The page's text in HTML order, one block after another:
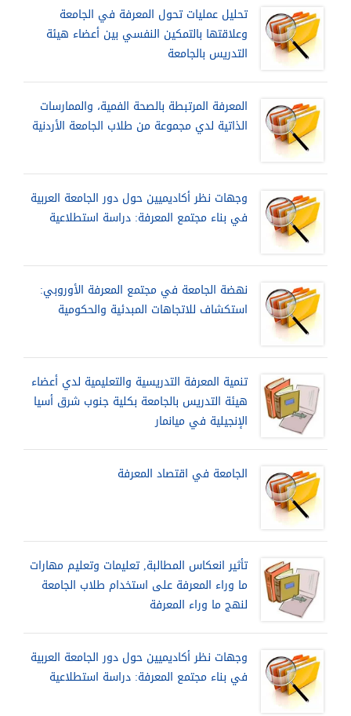
تحليل عمليات تحول المعرفة في الجامعة
وعلاقتها بالتمكين النفسي بين أعضاء هيئة
التدريس بالجامعة
المعرفة المرتبطة بالصحة الفمية، والممارسات
الذاتية لدي مجموعة من طلاب الجامعة الأردنية
وجهات نظر أكاديميين حول دور الجامعة العربية
في بناء مجتمع المعرفة: دراسة استطلاعية
نهضة الجامعة في مجتمع المعرفة الأوروبي:
استكشاف للاتجاهات المبدئية والحكومية
تنمية المعرفة التدريسية والتعليمية لدي أعضاء
هيئة التدريس بالجامعة بكلية جنوب شرق أسيا
الإنجيلية في ميانمار
الجامعة في اقتصاد المعرفة
تأثير انعكاس المطالبة, تعليمات وتعليم مهارات
ما وراء المعرفة على استخدام طلاب الجامعة
لنهج ما وراء المعرفة
وجهات نظر أكاديميين حول دور الجامعة العربية
في بناء مجتمع المعرفة: دراسة استطلاعية